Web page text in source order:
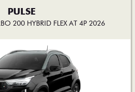
PULSE
200 HYBRID FLEX AT 4P 2026